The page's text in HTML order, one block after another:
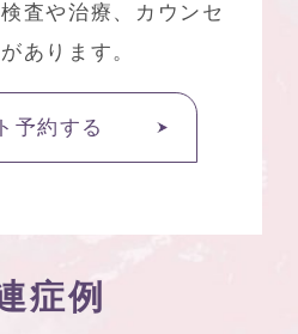
査や治療、カウンセ
あります。
予約する
症例